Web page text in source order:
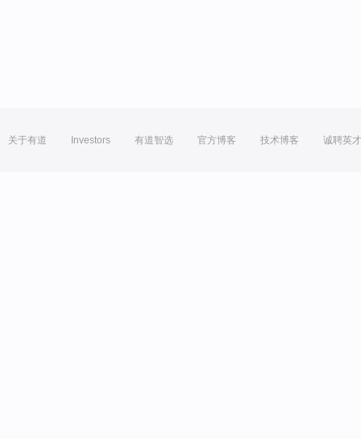
关于有道 Investors 有道智选 官方博客 技术博客 诚聘英才